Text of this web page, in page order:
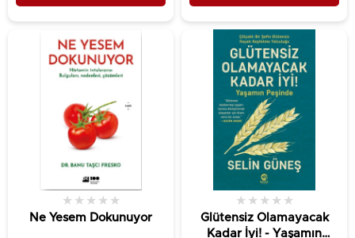
Ne Yesem Dokunuyor
★ ★ ★ ★ ★
Glütensiz Olamayacak
Kadar İyi! - Yaşamın
★ ★ ★ ★ ★